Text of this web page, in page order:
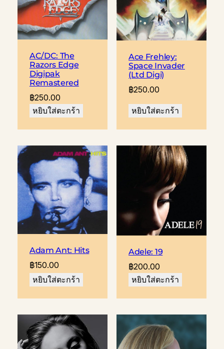
AC/DC: The
Razors Edge
Digipak
Remastered
฿250.00
หยิบใส่ตะกร้า
Ace Frehley:
Space Invader
(Ltd Digi)
฿250.00
หยิบใส่ตะกร้า
Adam Ant: Hits
฿150.00
หยิบใส่ตะกร้า
Adele: 19
฿200.00
หยิบใส่ตะกร้า